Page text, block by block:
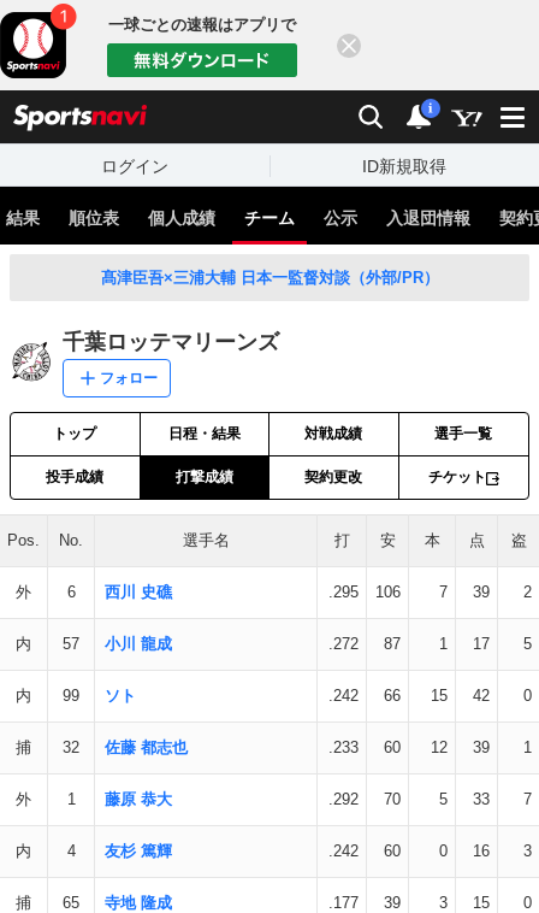
一球ごとの速報はアプリで
検索 通知
i
ログイン ID新規取得
結果 順位表 個人成績 チーム 公示 入退団情報 契約
髙津臣吾×三浦大輔 日本一監督対談（外部/PR）
千葉ロッテマリーンズ
フォロー
トップ 日程・結果 対戦成績 選手一覧
投手成績 打撃成績 契約更改 チケット
Pos. No. 選手名 打 安 本 点 盗
外 6 西川 史礁 .295 106 7 39 2
内 57 小川 龍成 .272 87 1 17 5
内 99 ソト .242 66 15 42 0
捕 32 佐藤 都志也 .233 60 12 39 1
外 1 藤原 恭大 .292 70 5 33 7
内 4 友杉 篤輝 .242 60 0 16 3
捕 65 寺地 隆成 .177 39 3 15 0